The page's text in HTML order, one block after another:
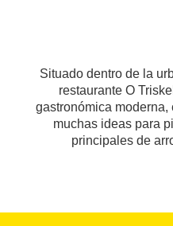
Situado dentro de la
restaurante O
gastronómica
muchas ideas para
principales de